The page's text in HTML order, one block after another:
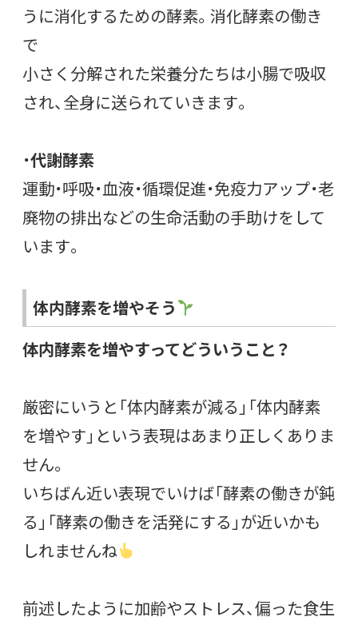
うに消化するための酵素。消化酵素の働き
で
小さく分解された栄養分たちは小腸で吸収
され、全身に送られていきます。
・代謝酵素
運動・呼吸・血液・循環促進・免疫力アップ・老
廃物の排出などの生命活動の手助けをして
います。
体内酵素を増やそう
体内酵素を増やすってどういうこと？
厳密にいうと「体内酵素が減る」「体内酵素
を増やす」という表現はあまり正しくありま
せん。
いちばん近い表現でいけば「酵素の働きが鈍
る」「酵素の働きを活発にする」が近いかも
しれませんね
前述したように加齢やストレス、偏った食生